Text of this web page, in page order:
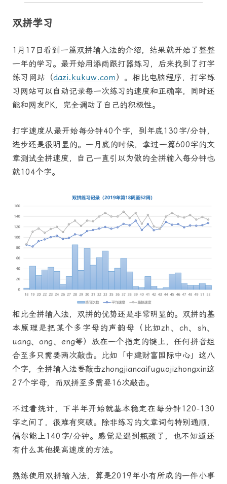
双拼学习
1月17日看到一篇双拼输入法的介绍，结果就开始了整整
一年的学习。最开始用添雨跟打器练习，后来找到了打字
练习网站（dazi.kukuw.com）。相比电脑程序，打字练
习网站可以自动记录每一次练习的速度和正确率，同时还
能和网友PK，完全调动了自己的积极性。
打字速度从最开始每分钟40个字，到年底130字/分钟，
进步还是很明显的。一月底的时候，拿过一篇600字的文
章测试全拼速度，自己一直引以为傲的全拼输入每分钟也
就104个字。
相比全拼输入法，双拼的优势还是非常明显的。双拼的基
本原理是把某个多字母的声韵母（比如zh、ch、sh、
uang、ong、eng等）放在一个指定的键上，任何拼音组
合至多只需要两次敲击。比如「中建财富国际中心」这八
个字，全拼输入法要敲击zhongjiancaifuguojizhongxin这
27个字母，而双拼至多需要16次敲击。
不过看统计，下半年开始就基本稳定在每分钟120-130
字之间了，很难有突破。除非练习的文章词句特别通顺，
偶尔能上140字/分钟。感觉是遇到瓶颈了，也不知道还
有什么其他提高速度的方法。
熟练使用双拼输入法，算是2019年小有所成的一件小事